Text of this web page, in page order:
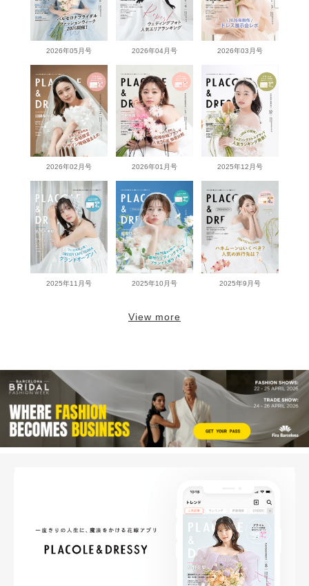
2026年05月号 2026年04月号 2026年03月号
2026年02月号 2026年01月号 2025年12月号
2025年11月号 2025年10月号 2025年9月号
View more